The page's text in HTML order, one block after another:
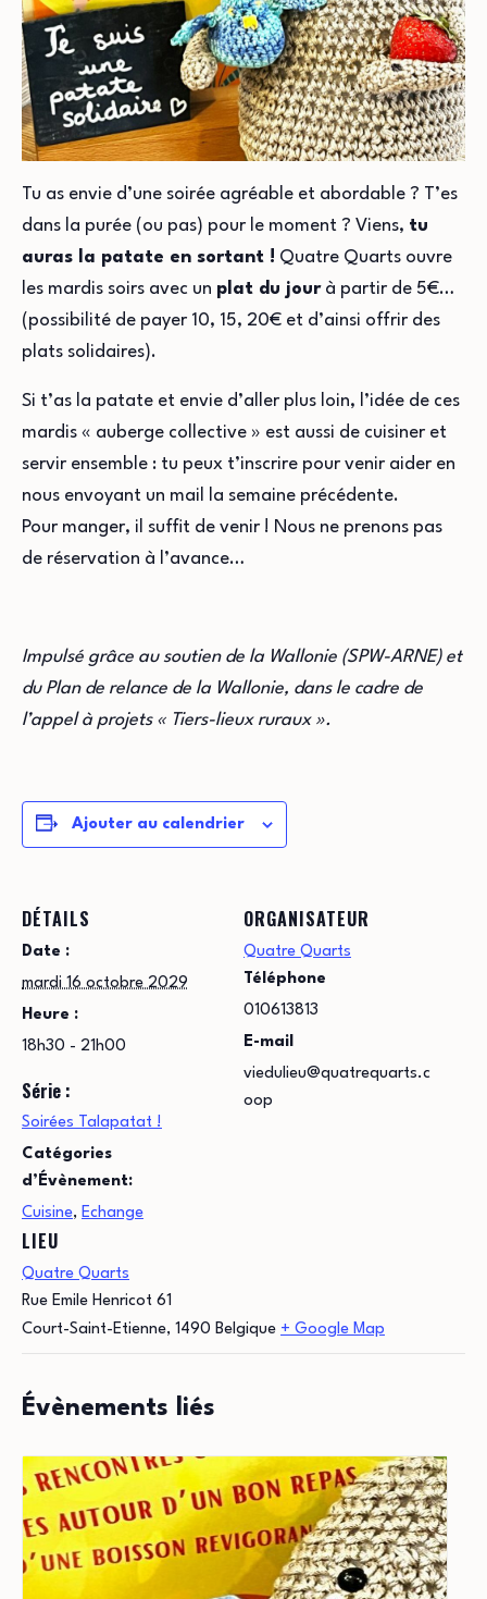
Tu as envie d’une soirée agréable et abordable ? T’es
dans la purée (ou pas) pour le moment ? Viens, tu
auras la patate en sortant ! Quatre Quarts ouvre
les mardis soirs avec un plat du jourà partir de 5€…
(possibilité de payer 10, 15, 20€ et d’ainsi offrir des
plats solidaires).
Si t’as la patate et envie d’aller plus loin, l’idée de ces
mardis « auberge collective » est aussi de cuisiner et
servir ensemble : tu peux t’inscrire pour venir aider en
nous envoyant un mail la semaine précédente.
Pour manger, il suffit de venir ! Nous ne prenons pas
de réservation à l’avance…
Impulsé grâce au soutien de la Wallonie (SPW-ARNE) et
du Plan de relance de la Wallonie, dans le cadre de
l’appel à projets « Tiers-lieux ruraux ».
Ajouter au calendrier
DÉTAILS
Date :
mardi 16 octobre 2029
Heure :
18h30 - 21h00
Série :
Soirées Talapatat !
Catégories
d’Évènement:
Cuisine, Echange
LIEU
Quatre Quarts
Rue Emile Henricot 61
Court-Saint-Etienne, 1490 Belgique + Google Map
ORGANISATEUR
Quatre Quarts
Téléphone
010613813
E-mail
viedulieu@quatrequarts.c
oop
Évènements liés